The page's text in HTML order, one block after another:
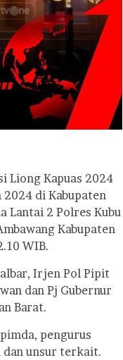
Liong Kapuas 2024
2024 di Kabupaten
Lantai 2 Polres Kubu
Kabupaten
WIB.
Irjen Pol Pipit
dan Pj Gubernur
Barat.
pengurus
dan unsur terkait.